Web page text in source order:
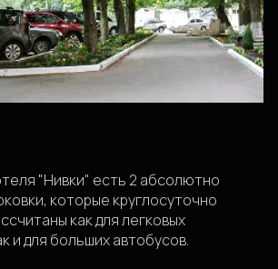
"Нивки" есть 2 абсолютно
которые круглосуточно
как для легковых
и для больших автобусов.